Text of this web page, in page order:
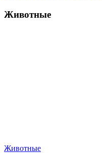
Животные
Животные